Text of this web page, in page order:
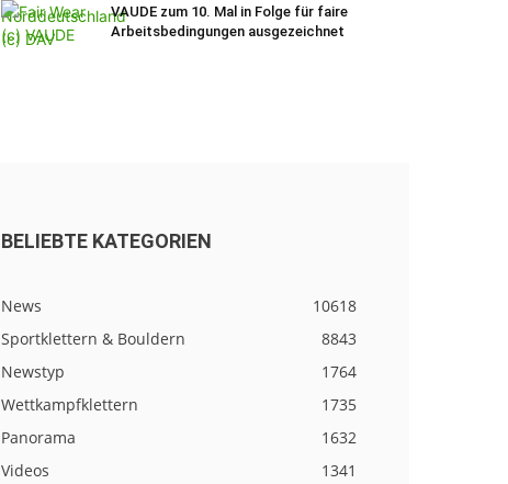
VAUDE zum 10. Mal in Folge für faire
Arbeitsbedingungen ausgezeichnet
BELIEBTE KATEGORIEN
News
10618
Sportklettern & Bouldern
8843
Newstyp
1764
Wettkampfklettern
1735
Panorama
1632
Videos
1341